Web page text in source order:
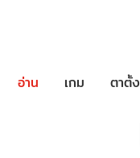
อ่าน เกม ตาตั้ง